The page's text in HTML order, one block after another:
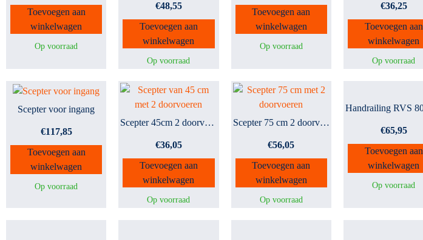
Op voorraad
Toevoegen aan
winkelwagen
Op voorraad
€48,55
Toevoegen aan
winkelwagen
Op voorraad
Toevoegen aan
winkelwagen
Op voorraad
€36,25
Toevoegen aan
winkelwagen
Op voorraad
Scepter voor ingang
€117,85
Toevoegen aan
winkelwagen
Op voorraad
Scepter 45cm 2 doorvoeren
€36,05
Toevoegen aan
winkelwagen
Op voorraad
Scepter 75 cm 2 doorvoere...
€56,05
Toevoegen aan
winkelwagen
Op voorraad
€65,95
Toevoegen aan
winkelwagen